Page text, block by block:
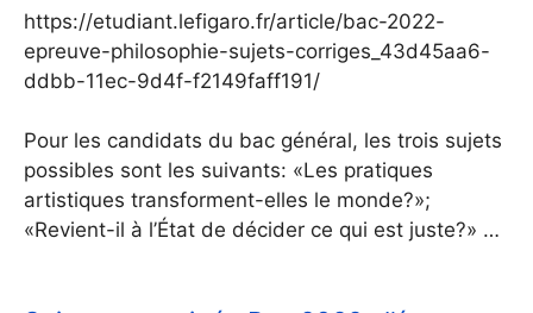
https://etudiant.lefigaro.fr/article/bac-2022-
epreuve-philosophie-sujets-corriges_43d45aa6-
ddbb-11ec-9d4f-f2149faff191/
Pour les candidats du bac général, les trois sujets
possibles sont les suivants: «Les pratiques
artistiques transforment-elles le monde?»;
«Revient-il à l’État de décider ce qui est juste?» …